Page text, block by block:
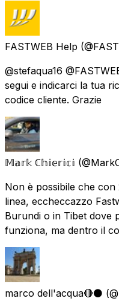
FASTWEB Help
@stefaqua16
segui e indicarci la tua
codice cliente. Grazie
𝕄𝕒𝕣𝕜 ℂ𝕙𝕚𝕖𝕣𝕚𝕔𝕚
Non è possibile che con
linea, eccheccazzo
Burundi o in Tibet dove
funziona, ma dentro il
marco dell'acqua🔴⚫